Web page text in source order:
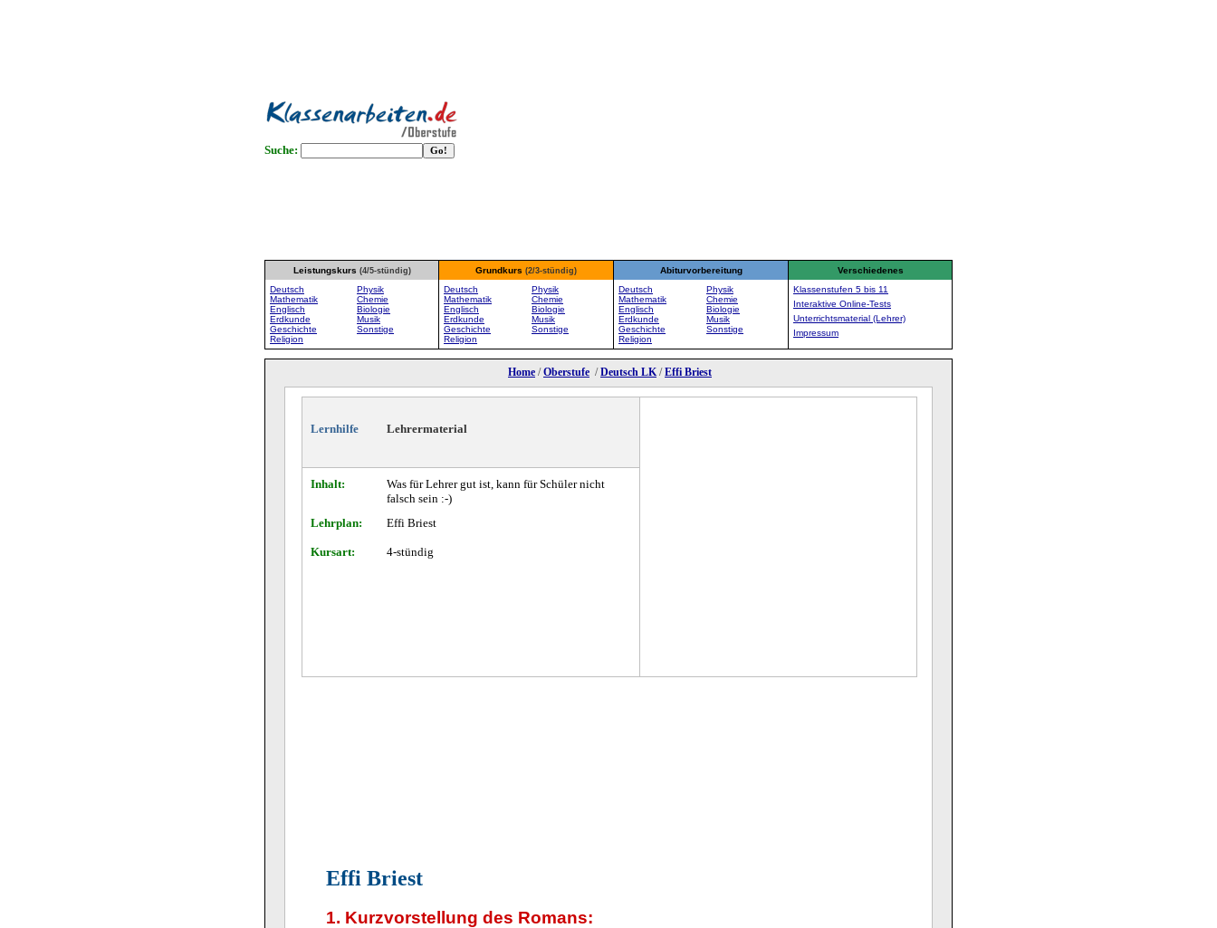
Suche:
Leistungskurs (4/5-stündig) Grundkurs (2/3-stündig) Abiturvorbereitung
Verschiedenes
Deutsch
Mathematik
Englisch
Erdkunde
Geschichte
Religion
Physik
Chemie
Biologie
Musik
Sonstige
Deutsch
Mathematik
Englisch
Erdkunde
Geschichte
Religion
Physik
Chemie
Biologie
Musik
Sonstige
Deutsch
Mathematik
Englisch
Erdkunde
Geschichte
Religion
Physik
Chemie
Biologie
Musik
Sonstige
Klassenstufen 5 bis 11
Interaktive Online-Tests
Unterrichtsmaterial (Lehrer)
Impressum
Home /Oberstufe /Deutsch LK/Effi Briest
Lernhilfe Lehrermaterial
Inhalt:
Was für Lehrer gut ist, kann für Schüler nicht
falsch sein :-)
Lehrplan:
Effi Briest
Kursart: 4-stündig
Effi Briest
1. Kurzvorstellung des Romans: